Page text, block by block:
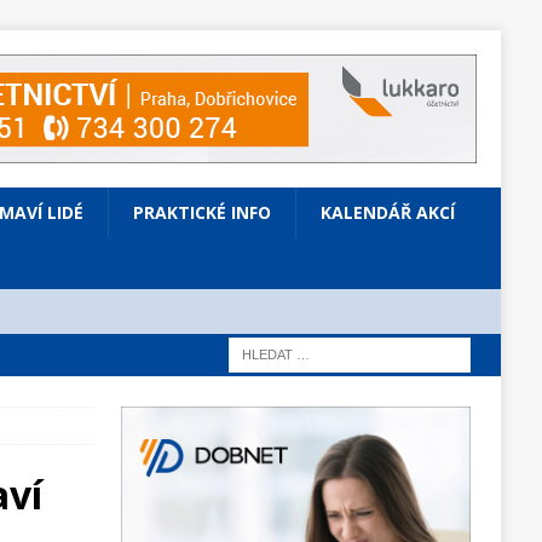
LIDÉ PRAKTICKÉ INFO KALENDÁŘ AKCÍ